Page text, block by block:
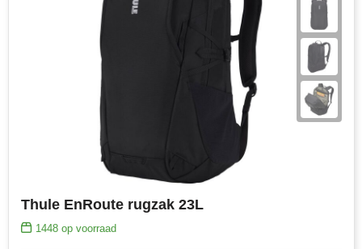
Thule EnRoute rugzak 23L
1448op voorraad